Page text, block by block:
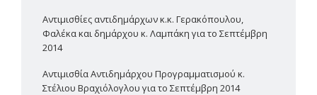
Αντιμισθίες αντιδημάρχων κ.κ. Γερακόπουλου,
Φαλέκα και δημάρχου κ. Λαμπάκη για το Σεπτέμβρη
2014
Αντιμισθία Αντιδημάρχου Προγραμματισμού κ.
Στέλιου Βραχιόλογλου για το Σεπτέμβρη 2014